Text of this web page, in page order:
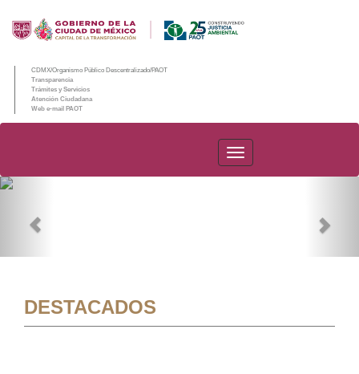
CDMX/Organismo Público Descentralizado/PAOT
Transparencia
Trámites y Servicios
Atención Ciudadana
Web e-mail PAOT
PAOT
DESTACADOS